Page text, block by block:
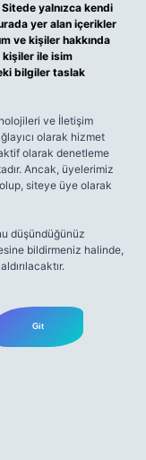
yalnızca kendi
yer alan içerikler
ve kişiler hakkında
kişiler ile isim
bilgiler taslak
ve İletişim
olarak hizmet
olarak denetleme
Ancak, üyelerimiz
siteye üye olarak
düşündüğünüz
bildirmeniz halinde,